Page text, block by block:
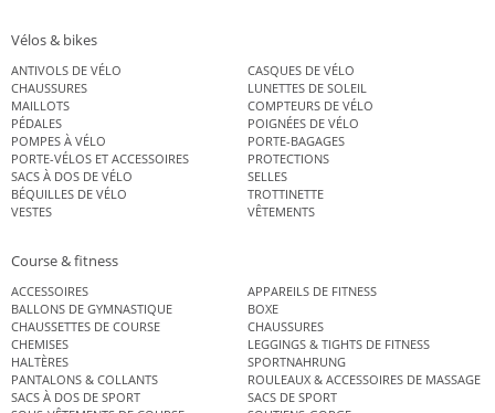
Vélos & bikes
ANTIVOLS DE VÉLO
CASQUES DE VÉLO
CHAUSSURES
LUNETTES DE SOLEIL
MAILLOTS
COMPTEURS DE VÉLO
PÉDALES
POIGNÉES DE VÉLO
POMPES À VÉLO
PORTE-BAGAGES
PORTE-VÉLOS ET ACCESSOIRES
PROTECTIONS
SACS À DOS DE VÉLO
SELLES
BÉQUILLES DE VÉLO
TROTTINETTE
VESTES
VÊTEMENTS
Course & fitness
ACCESSOIRES
APPAREILS DE FITNESS
BALLONS DE GYMNASTIQUE
BOXE
CHAUSSETTES DE COURSE
CHAUSSURES
CHEMISES
LEGGINGS & TIGHTS DE FITNESS
HALTÈRES
SPORTNAHRUNG
PANTALONS & COLLANTS
ROULEAUX & ACCESSOIRES DE MASSAGE
SACS À DOS DE SPORT
SACS DE SPORT